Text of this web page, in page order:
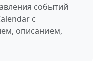
событий
с
описанием,